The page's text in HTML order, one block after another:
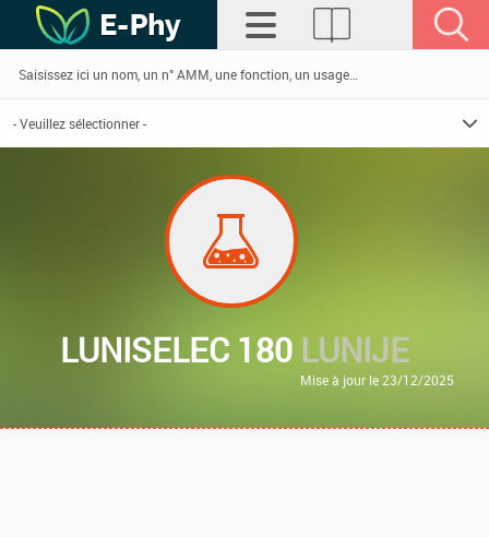
LUNISELEC 180 LUNIJE
Mise à jour le 23/12/2025